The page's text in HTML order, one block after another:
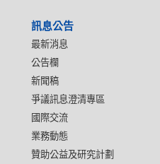
訊息公告
最新消息
公告欄
新聞稿
爭議訊息澄清專區
國際交流
業務動態
贊助公益及研究計劃